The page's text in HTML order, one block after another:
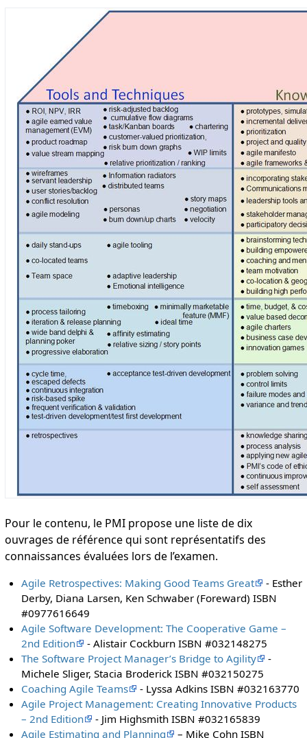
Pour le contenu, le PMI propose une liste de dix
ouvrages de référence qui sont représentatifs des
connaissances évaluées lors de l’examen.
Agile Retrospectives: Making Good Teams Great
- Esther
Derby, Diana Larsen, Ken Schwaber (Foreward) ISBN
#0977616649
Agile Software Development: The Cooperative Game –
2nd Edition
- Alistair Cockburn ISBN #032148275
The Software Project Manager’s Bridge to Agility
-
Michele Sliger, Stacia Broderick ISBN #032150275
Coaching Agile Teams
- Lyssa Adkins ISBN #032163770
Agile Project Management: Creating Innovative Products
– 2nd Edition
- Jim Highsmith ISBN #032165839
Agile Estimating and Planning
– Mike Cohn ISBN